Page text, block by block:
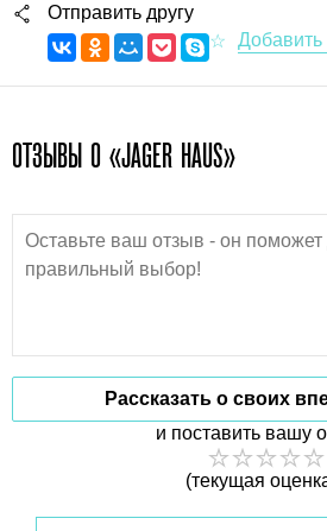
Отправить другу
ОТЗЫВЫ О «JAGER HAUS»
Рассказать о своих
и поставить вашу
(текущая